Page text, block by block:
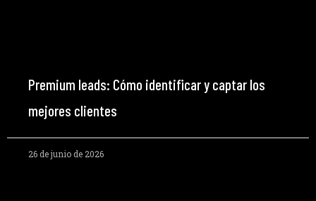
Premium leads: Cómo identificar y captar los
mejores clientes
26 de junio de 2026